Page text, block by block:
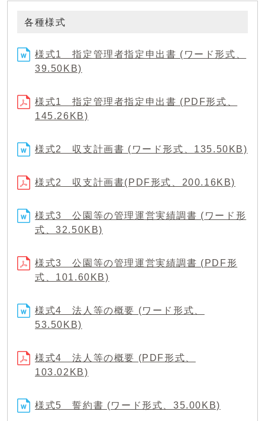
各種様式
様式1 指定管理者指定申出書 (ワード形式、
39.50KB)
様式1 指定管理者指定申出書 (PDF形式、
145.26KB)
様式2 収支計画書 (ワード形式、135.50KB)
様式2 収支計画書(PDF形式、200.16KB)
様式3 公園等の管理運営実績調書 (ワード形
式、32.50KB)
様式3 公園等の管理運営実績調書 (PDF形
式、101.60KB)
様式4 法人等の概要 (ワード形式、
53.50KB)
様式4 法人等の概要 (PDF形式、
103.02KB)
様式5 誓約書 (ワード形式、35.00KB)